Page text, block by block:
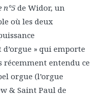
n°5 de Widor, un
où les deux
» qui emporte
récemment entendu ce
orgue (l’orgue
& Saint Paul de